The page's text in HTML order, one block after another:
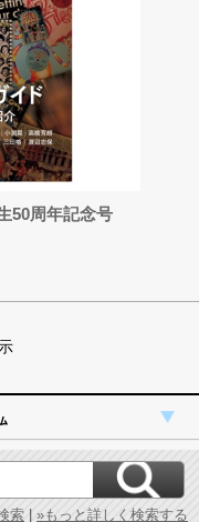
50周年記念号
索 | »もっと詳しく検索する